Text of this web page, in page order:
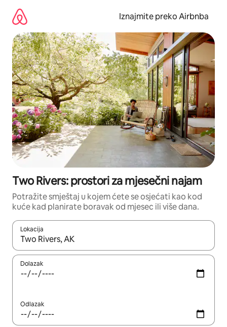
sadržaj
Iznajmite preko Airbnba
Two Rivers: prostori za mjesečni najam
Potražite smještaj u kojem ćete se osjećati kao kod
kuće kad planirate boravak od mjesec ili više dana.
Lokacija
Kada budu dostupni rezultati, moći ćete ih pregledati
Dolazak
Odlazak